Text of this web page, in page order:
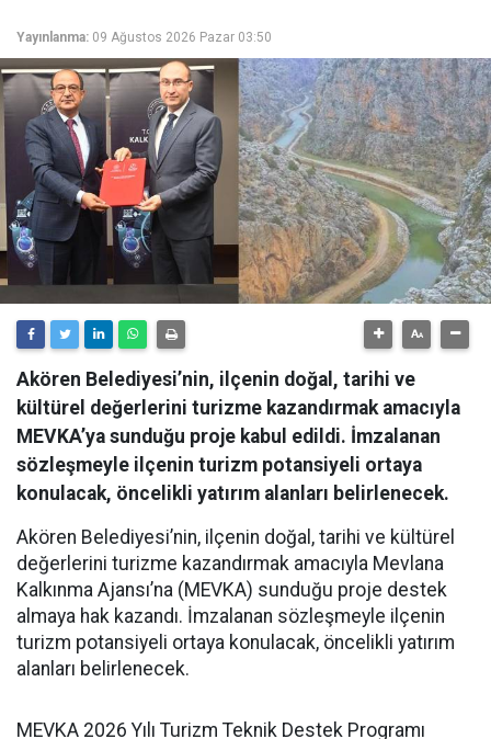
Yayınlanma: 09 Ağustos 2026 Pazar 03:50
Akören Belediyesi’nin, ilçenin doğal, tarihi ve
kültürel değerlerini turizme kazandırmak amacıyla
MEVKA’ya sunduğu proje kabul edildi. İmzalanan
sözleşmeyle ilçenin turizm potansiyeli ortaya
konulacak, öncelikli yatırım alanları belirlenecek.
Akören Belediyesi’nin, ilçenin doğal, tarihi ve kültürel
değerlerini turizme kazandırmak amacıyla Mevlana
Kalkınma Ajansı’na (MEVKA) sunduğu proje destek
almaya hak kazandı. İmzalanan sözleşmeyle ilçenin
turizm potansiyeli ortaya konulacak, öncelikli yatırım
alanları belirlenecek.
MEVKA 2026 Yılı Turizm Teknik Destek Programı